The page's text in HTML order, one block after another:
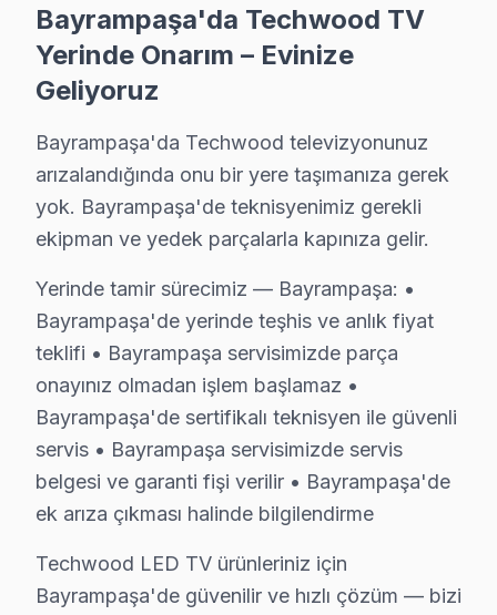
Güç kartı ve anakart arızaları Bayrampaşa bölgesindeki
Bayrampaşa'de Techwood tamir hizmetine ihtiyaç
Şunu da belirtelim: Bayrampaşa'de doğru firma seçmek
BGA reballing ve SMD komponent değişimi gibi ileri teknik
Pratikte gözlemlediğimiz: Bayrampaşa servisimizde tamir
Bayrampaşa sakinleri Techwood arızasıyla
Bayrampaşa servisimizde uzaktan kumanda dahil tüm
Bayrampaşa bölgesinin konut yoğunluğu, servis talebine
Dikkate almanız gereken bir husus: Panel onarımında
Bayrampaşa'de müşteri memnuniyeti anketlerimize göre
Bayrampaşa'de TV tamir kararında en belirleyici etken
Techwood TV Tamir Maliyetleri –
Fiyat Aralığı
Bayrampaşa'da Techwood TV
Yerinde Onarım – Evinize
Geliyoruz
Bayrampaşa'da Techwood televizyonunuz
arızalandığında onu bir yere taşımanıza gerek
yok. Bayrampaşa'de teknisyenimiz gerekli
ekipman ve yedek parçalarla kapınıza gelir.
Yerinde tamir sürecimiz — Bayrampaşa: •
Bayrampaşa'de yerinde teşhis ve anlık fiyat
teklifi • Bayrampaşa servisimizde parça
onayınız olmadan işlem başlamaz •
Bayrampaşa'de sertifikalı teknisyen ile güvenli
servis • Bayrampaşa servisimizde servis
belgesi ve garanti fişi verilir • Bayrampaşa'de
ek arıza çıkması halinde bilgilendirme
Techwood LED TV ürünleriniz için
Bayrampaşa'de güvenilir ve hızlı çözüm — bizi